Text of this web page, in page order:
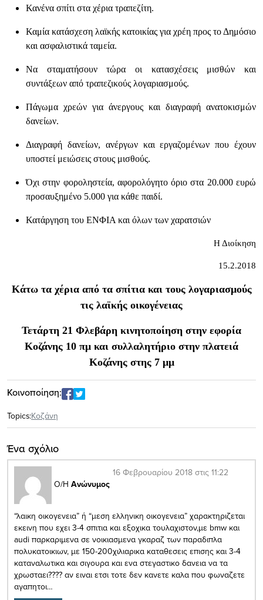
Κανένα σπίτι στα χέρια τραπεζίτη.
Καμία κατάσχεση λαϊκής κατοικίας για χρέη προς το Δημόσιο
και ασφαλιστικά ταμεία.
Να σταματήσουν τώρα οι κατασχέσεις μισθών και
συντάξεων από τραπεζικούς λογαριασμούς.
Πάγωμα χρεών για άνεργους και διαγραφή ανατοκισμών
δανείων.
Διαγραφή δανείων, ανέργων και εργαζομένων που έχουν
υποστεί μειώσεις στους μισθούς.
Όχι στην φοροληστεία, αφορολόγητο όριο στα 20.000 ευρώ
προσαυξημένο 5.000 για κάθε παιδί.
Κατάργηση του ΕΝΦΙΑ και όλων των χαρατσιών
Η Διοίκηση
15.2.2018
Κάτω τα χέρια από τα σπίτια και τους λογαριασμούς
τις λαϊκής οικογένειας
Τετάρτη 21 Φλεβάρη κινητοποίηση στην εφορία
Κοζάνης 10 πμ και συλλαλητήριο στην πλατειά
Κοζάνης στης 7 μμ
Κοινοποίηση:
Topics:Κοζάνη
Ένα σχόλιο
Ο/Η Ανώνυμος
16 Φεβρουαρίου 2018 στις 11:22
“λαικη οικογενεια” ή “μεση ελληνικη οικογενεια” χαρακτηριζεται
εκεινη που εχει 3-4 σπιτια και εξοχικα τουλαχιστον,με bmw και
audi παρκαριμενα σε νοικιασμενα γκαραζ των παραδιπλα
πολυκατοικιων, με 150-200χιλιαρικα καταθεσεις επισης και 3-4
καταναλωτικα και σιγουρα και ενα στεγαστικο δανεια να τα
χρωσταει???? αν ειναι ετσι τοτε δεν κανετε καλα που φωναζετε
αγαπητοι…